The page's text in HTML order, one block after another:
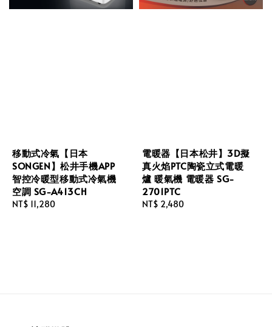
移動式冷氣【日本
SONGEN】松井手機APP
智控冷暖型移動式冷氣機
空調 SG-A413CH
Regular
NT$ 11,280
電暖器【日本松井】3D擬
真火焰PTC陶瓷立式電暖
爐 暖氣機 電暖器 SG-
2701PTC
Regular
NT$ 2,480